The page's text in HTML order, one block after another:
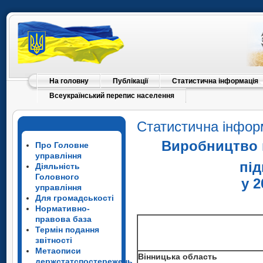
На головну Публікації
Статистична інформація
Всеукраїнський перепис населення
Про Головне
управління
Діяльність
Головного
управління
Для громадськості
Нормативно-
правова база
Термін подання
звітності
Метаописи
Статистична
Виробництво
у
Вінницька область
Вінницька область